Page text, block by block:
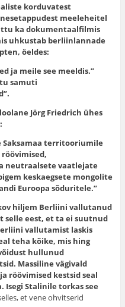
korduvatest
meeleheitel
ka dokumentaalfilmis
uhkustab berliinlannade
öeldes:
ja meile see meeldis.”
samuti
Jörg Friedrich ühes
Saksamaa territooriumile
röövimised,
neutraalsete vaatlejate
keskaegsete mongolite
Euroopa sõduritele.”
hiljem Berliini vallutanud
eest, et ta ei suutnud
vallutamist laskis
teha kõike, mis hing
hullunud
Massiline vägivald
röövimised kestsid seal
Stalinile torkas see
et vene ohvitserid